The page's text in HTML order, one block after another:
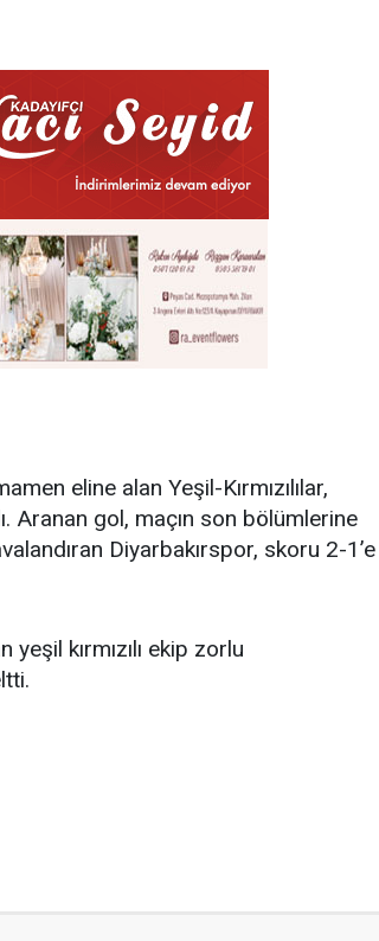
eline alan Yeşil-Kırmızılılar,
Aranan gol, maçın son bölümlerine
Diyarbakırspor, skoru 2-1’e
kırmızılı ekip zorlu